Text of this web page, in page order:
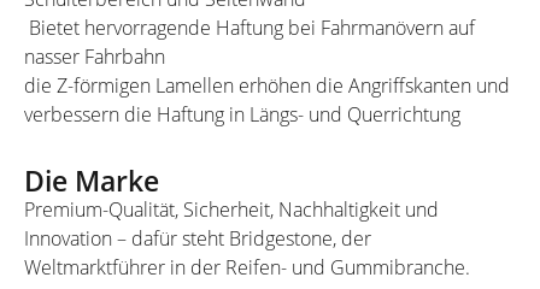
Bietet hervorragende Haftung bei Fahrmanövern auf
nasser Fahrbahn
die Z-förmigen Lamellen erhöhen die Angriffskanten und
verbessern die Haftung in Längs- und Querrichtung
Die Marke
Premium-Qualität, Sicherheit, Nachhaltigkeit und
Innovation – dafür steht Bridgestone, der
Weltmarktführer in der Reifen- und Gummibranche.